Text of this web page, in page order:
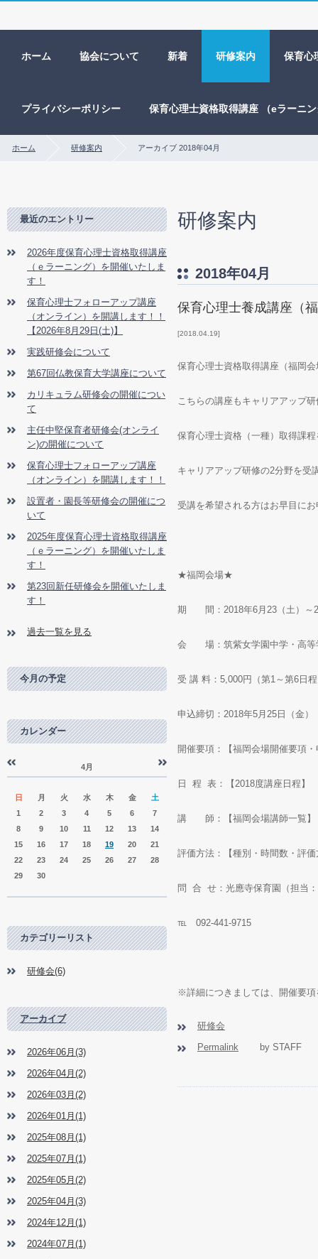
ホーム 協会について 新着 研修案内 保育心
プライバシーポリシー 保育心理士資格取得講座 （eラーニ
ホーム 研修案内 アーカイブ 2018年04月
研修案内
2018年04月
2018.04.19
保育心理士養成講座（
保育心理士資格取得講座（福岡
こちらの講座もキャリアアップ
保育心理士資格（一種）取得課
キャリアアップ研修の2分野を受
受講を希望される方はお早目に
★福岡会場★
期 間：2018年6月23（土）～
会 場：筑紫女学園中学・高等
受 講 料：5,000円（第1～第6日
申込締切：2018年5月25日（金）
開催要項：【福岡会場開催要項
日 程 表：【2018度講座日程】
講 師：【福岡会場講師一覧】
評価方法：【種別・時間数・評価
問 合 せ：光應寺保育園（担当
℡ 092-441-9715
※詳細につきましては、開催要
研修会
Permalink
by STAFF
最近のエントリー
2026年度保育心理士資格取得講座
（ｅラーニング）を開催いたしま
す！
保育心理士フォローアップ講座
（オンライン）を開講します！！
【2026年8月29日(土)】
実践研修会について
第67回仏教保育大学講座について
カリキュラム研修会の開催につい
て
主任中堅保育者研修会(オンライ
ン)の開催について
保育心理士フォローアップ講座
（オンライン）を開講します！！
設置者・園長等研修会の開催につ
いて
2025年度保育心理士資格取得講座
（ｅラーニング）を開催いたしま
す！
第23回新任研修会を開催いたしま
す！
過去一覧を見る
今月の予定
カレンダー
«
4月
»
日 月 火 水 木 金
土
1
2 3 4 5 6
7
8
9 10 11 12 13
14
15
16 17 18 19 20
21
22
23 24 25 26 27
28
29
30
カテゴリーリスト
研修会(6)
アーカイブ
2026年06月(3)
2026年04月(2)
2026年03月(2)
2026年01月(1)
2025年08月(1)
2025年07月(1)
2025年05月(2)
2025年04月(3)
2024年12月(1)
2024年07月(1)